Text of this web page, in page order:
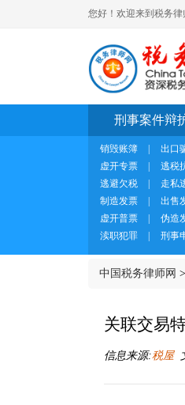
您好！欢迎来到税务
刑事案件辩
销毁账簿
出口
虚开专票
逃税
逃避欠税
走私
制造发票
出售
虚开普票
伪造
渎职犯罪
刑事
中国税务律师网 >
关联交易
信息来源:税屋